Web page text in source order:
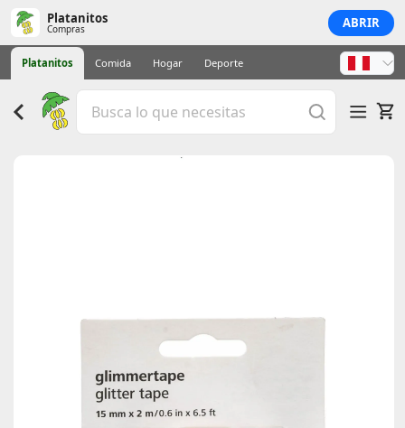
Platanitos
Compras ABRIR
Platanitos Comida Hogar Deporte